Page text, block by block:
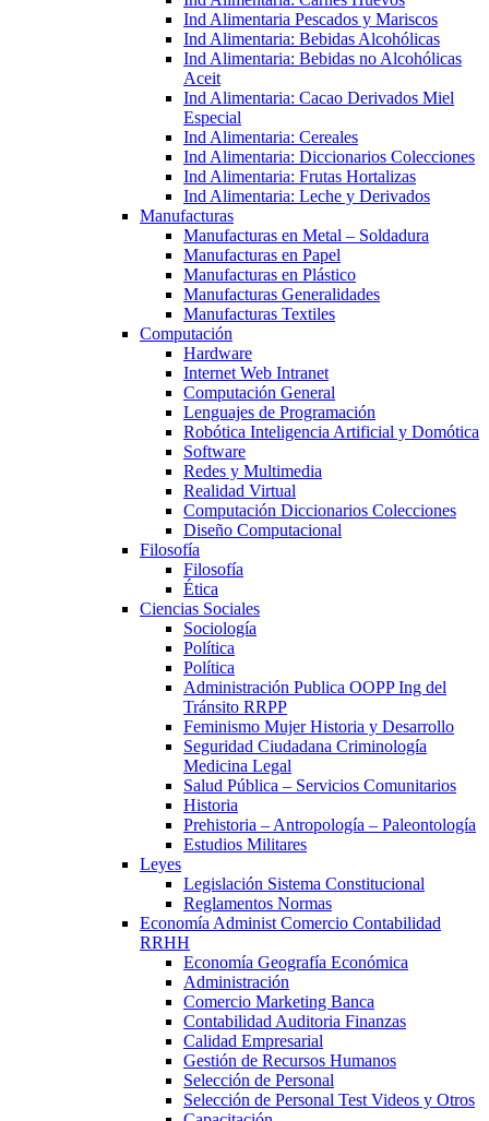
Ind Alimentaria Pescados y Mariscos
Ind Alimentaria: Bebidas Alcohólicas
Ind Alimentaria: Bebidas no Alcohólicas
Aceit
Ind Alimentaria: Cacao Derivados Miel
Especial
Ind Alimentaria: Cereales
Ind Alimentaria: Diccionarios Colecciones
Ind Alimentaria: Frutas Hortalizas
Ind Alimentaria: Leche y Derivados
Manufacturas
Manufacturas en Metal – Soldadura
Manufacturas en Papel
Manufacturas en Plástico
Manufacturas Generalidades
Manufacturas Textiles
Computación
Hardware
Internet Web Intranet
Computación General
Lenguajes de Programación
Robótica Inteligencia Artificial y Domótica
Software
Redes y Multimedia
Realidad Virtual
Computación Diccionarios Colecciones
Diseño Computacional
Filosofía
Filosofía
Ética
Ciencias Sociales
Sociología
Política
Política
Administración Publica OOPP Ing del
Tránsito RRPP
Feminismo Mujer Historia y Desarrollo
Seguridad Ciudadana Criminología
Medicina Legal
Salud Pública – Servicios Comunitarios
Historia
Prehistoria – Antropología – Paleontología
Estudios Militares
Leyes
Legislación Sistema Constitucional
Reglamentos Normas
Economía Administ Comercio Contabilidad
RRHH
Economía Geografía Económica
Administración
Comercio Marketing Banca
Contabilidad Auditoria Finanzas
Calidad Empresarial
Gestión de Recursos Humanos
Selección de Personal
Selección de Personal Test Videos y Otros